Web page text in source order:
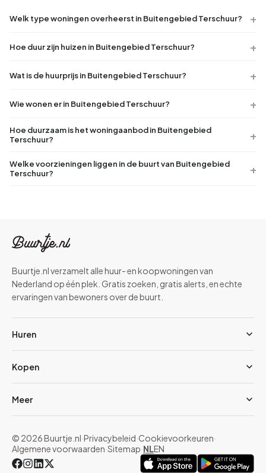
Welk type woningen overheerst in Buitengebied Terschuur?
Hoe duur zijn huizen in Buitengebied Terschuur?
Wat is de huurprijs in Buitengebied Terschuur?
Wie wonen er in Buitengebied Terschuur?
Hoe duurzaam is het woningaanbod in Buitengebied
Terschuur?
Welke voorzieningen liggen in de buurt van Buitengebied
Terschuur?
Buurtje.nl verzamelt alle huur- en koopwoningen van
Nederland op één plek. Gratis zoeken, gratis alerts, en echte
ervaringen van bewoners over de buurt.
Huren
Kopen
Meer
© 2026 Buurtje.nl·Privacybeleid·Cookievoorkeuren·
Algemene voorwaarden·Sitemap·NLEN